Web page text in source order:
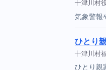
十津川村
気象警報
ひとり
十津川村
ひとり親